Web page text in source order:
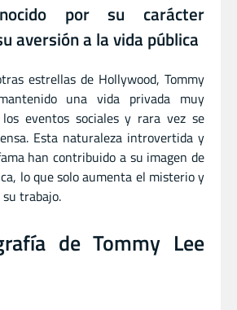
por su carácter
aversión a la vida pública
estrellas de Hollywood, Tommy
una vida privada muy
eventos sociales y rara vez se
Esta naturaleza introvertida y
han contribuido a su imagen de
lo que solo aumenta el misterio y
trabajo.
de Tommy Lee